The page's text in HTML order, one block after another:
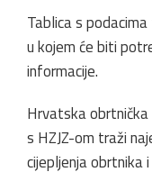
Tablica s
u kojem će biti
informacije.
Hrvatska
s HZJZ-om traži
cijepljenja obrtnika